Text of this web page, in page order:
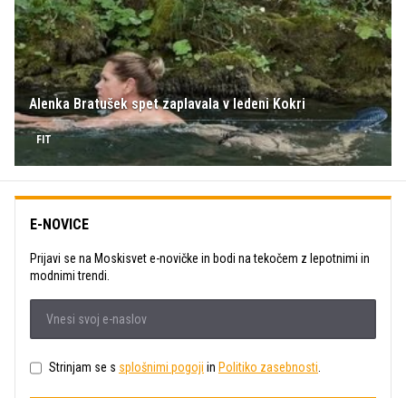
Alenka Bratušek spet zaplavala v ledeni Kokri
FIT
E-NOVICE
Prijavi se na Moskisvet e-novičke in bodi na tekočem z lepotnimi in
modnimi trendi.
Strinjam se s splošnimi pogoji in Politiko zasebnosti.